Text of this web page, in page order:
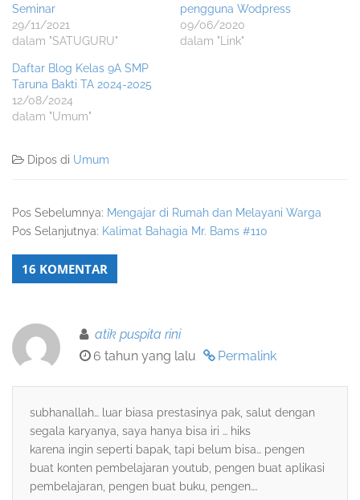
Seminar
29/11/2021
dalam "SATUGURU"
pengguna Wodpress
09/06/2020
dalam "Link"
Daftar Blog Kelas 9A SMP
Taruna Bakti TA 2024-2025
12/08/2024
dalam "Umum"
Dipos di Umum
Pos Sebelumnya: Mengajar di Rumah dan Melayani Warga
Pos Selanjutnya: Kalimat Bahagia Mr. Bams #110
16 KOMENTAR
atik puspita rini
6 tahun yang lalu
Permalink
subhanallah… luar biasa prestasinya pak, salut dengan
segala karyanya, saya hanya bisa iri … hiks
karena ingin seperti bapak, tapi belum bisa… pengen
buat konten pembelajaran youtub, pengen buat aplikasi
pembelajaran, pengen buat buku, pengen….